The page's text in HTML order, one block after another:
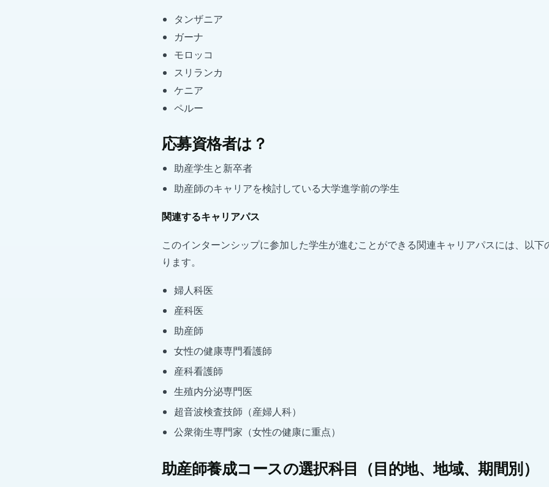
タンザニア
ガーナ
モロッコ
スリランカ
ケニア
ペルー
応募資格者は？
助産学生と新卒者
助産師のキャリアを検討している大学進学前の学生
関連するキャリアパス
このインターンシップに参加した学生が進むことができる関連キャリアパスには、以下
ります。
婦人科医
産科医
助産師
女性の健康専門看護師
産科看護師
生殖内分泌専門医
超音波検査技師（産婦人科）
公衆衛生専門家（女性の健康に重点）
助産師養成コースの選択科目（目的地、地域、期間別）